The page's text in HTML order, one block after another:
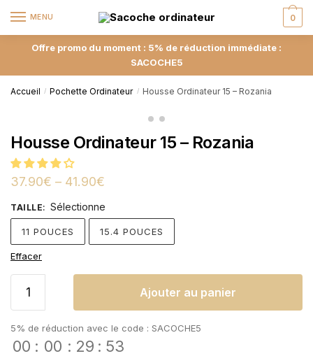
MENU 0
Offre promo du moment : 5% de réduction immédiate :
SACOCHE5
Accueil / Pochette Ordinateur / Housse Ordinateur 15 – Rozania
Housse Ordinateur 15 – Rozania
37.90€ – 41.90€
TAILLE: Sélectionne
11 POUCES 15.4 POUCES
Effacer
Ajouter au panier
5% de réduction avec le code : SACOCHE5
00 : 00 : 29 : 53